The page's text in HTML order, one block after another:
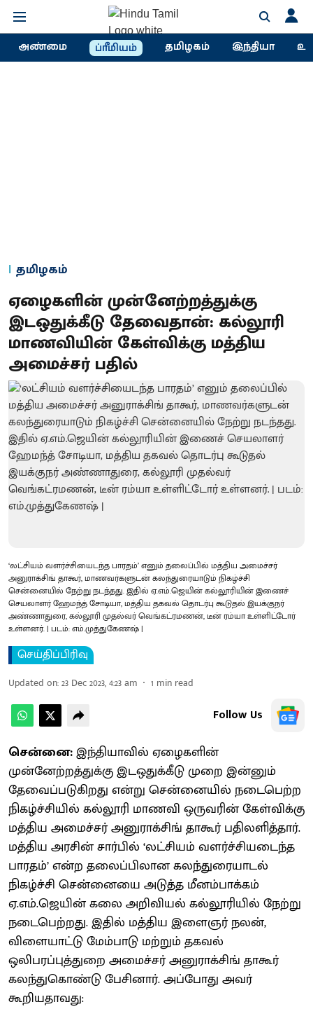
அண்மை ப்ரீமியம் தமிழகம் இந்தியா
தமிழகம்
ஏழைகளின் முன்னேற்றத்துக்கு
இடஒதுக்கீடு தேவைதான்: கல்லூரி
மாணவியின் கேள்விக்கு மத்திய
அமைச்சர் பதில்
‘லட்சியம் வளர்ச்சியைடந்த பாரதம்’ எனும் தலைப்பில் மத்திய அமைச்சர்
அனுராக்சிங் தாகூர், மாணவர்களுடன் கலந்துரையாடும் நிகழ்ச்சி
சென்னையில் நேற்று நடந்தது. இதில் ஏ.எம்.ஜெயின் கல்லூரியின் இணைச்
செயலாளர் ஹேமந்த் சோடியா, மத்திய தகவல் தொடர்பு கூடுதல் இயக்குநர்
அண்ணாதுரை, கல்லூரி முதல்வர் வெங்கட்ரமணன், டீன் ரம்யா உள்ளிட்டோர்
உள்ளனர். | படம்: எம்.முத்துகேணஷ் |
செய்திப்பிரிவு
Updated on:23 Dec 2023, 4:23 am 1 min read
Follow Us
சென்னை:இந்தியாவில் ஏழைகளின்
முன்னேற்றத்துக்கு இடஒதுக்கீடு முறை இன்னும்
தேவைப்படுகிறது என்று சென்னையில் நடைபெற்ற
நிகழ்ச்சியில் கல்லூரி மாணவி ஒருவரின் கேள்விக்கு
மத்திய அமைச்சர் அனுராக்சிங் தாகூர் பதிலளித்தார்.
மத்திய அரசின் சார்பில் ‘லட்சியம் வளர்ச்சியடைந்த
பாரதம்’ என்ற தலைப்பிலான கலந்துரையாடல்
நிகழ்ச்சி சென்னையை அடுத்த மீனம்பாக்கம்
ஏ.எம்.ஜெயின் கலை அறிவியல் கல்லூரியில் நேற்று
நடைபெற்றது. இதில் மத்திய இளைஞர் நலன்,
விளையாட்டு மேம்பாடு மற்றும் தகவல்
ஒலிபரப்புத்துறை அமைச்சர் அனுராக்சிங் தாகூர்
கலந்துகொண்டு பேசினார். அப்போது அவர்
கூறியதாவது: